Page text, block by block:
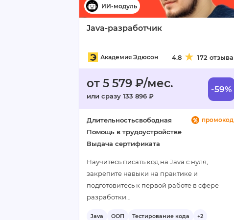
Java-разработчик
Академия Эдюсон 4.8 172 отзыва
от 5 579 ₽/мес.
или сразу 133 896 ₽
-59%
промокод
Длительностьсвободная
Помощь в трудоустройстве
Выдача сертификата
Научитесь писать код на Java с нуля,
закрепите навыки на практике и
подготовитесь к первой работе в сфере
разработки…
Java ООП Тестирование кода +2